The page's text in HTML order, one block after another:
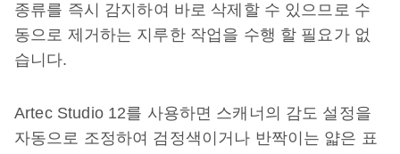
종류를 즉시 감지하여 바로 삭제할 수 있으므로 수
동으로 제거하는 지루한 작업을 수행 할 필요가 없
습니다.
Artec Studio 12를 사용하면 스캐너의 감도 설정을
자동으로 조정하여 검정색이거나 반짝이는 얇은 표